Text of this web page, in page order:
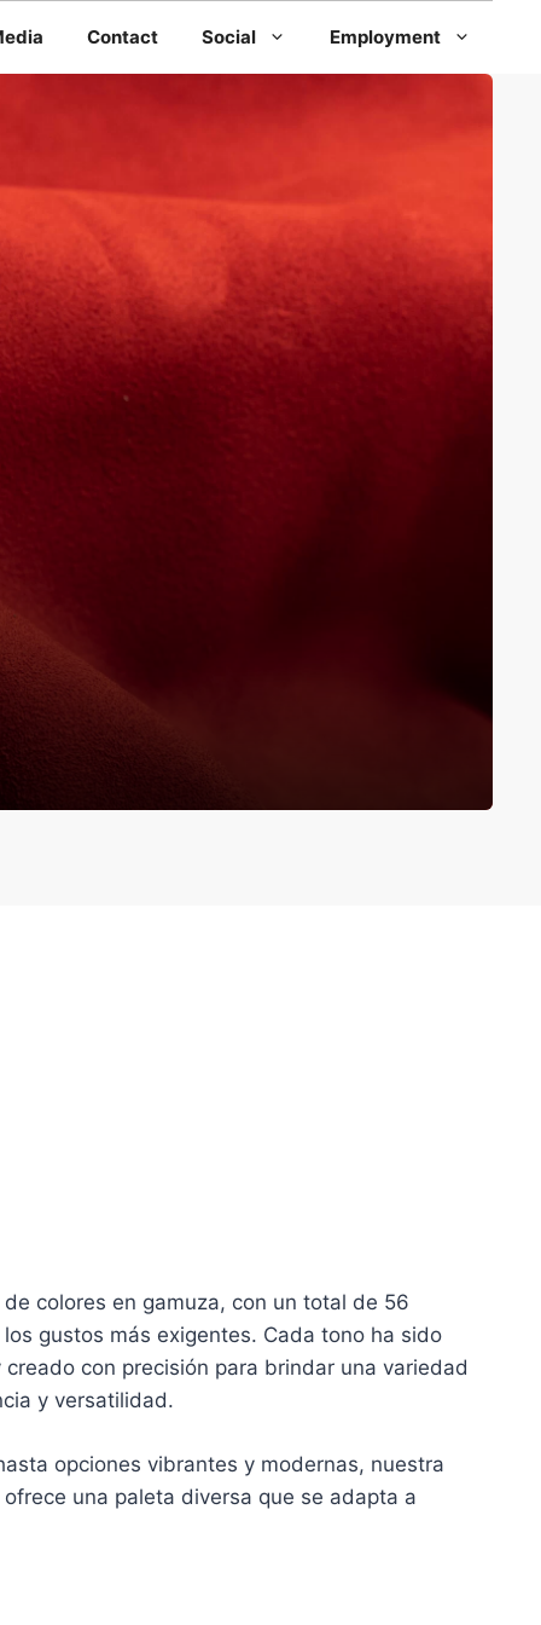
Contact Social Employment
colores en gamuza, con un total de 56
gustos más exigentes. Cada tono ha sido
con precisión para brindar una variedad
y versatilidad.
opciones vibrantes y modernas, nuestra
una paleta diversa que se adapta a